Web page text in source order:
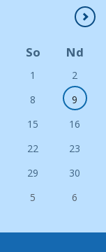
So Nd
1
2
8
9
15
16
22
23
29
30
5 6